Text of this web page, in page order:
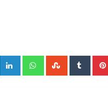
Google+ LinkedIn WhatsappStumbleUpon
Tumblr